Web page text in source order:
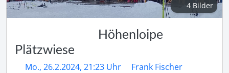
4 Bilder
Höhenloipe
Plätzwiese
Mo., 26.2.2024, 21:23 Uhr
Frank Fischer